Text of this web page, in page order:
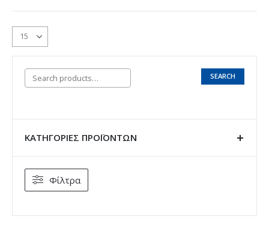
SEARCH
ΚΑΤΗΓΟΡΊΕΣ ΠΡΟΪΌΝΤΩΝ
Φίλτρα